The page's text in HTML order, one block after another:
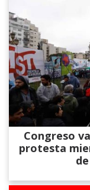
Congreso
protesta